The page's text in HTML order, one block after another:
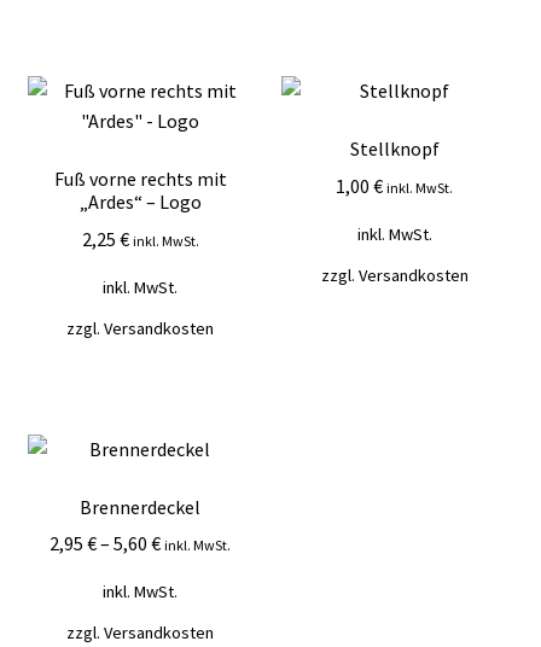
Fuß vorne rechts mit
„Ardes“ – Logo
2,25 € inkl. MwSt.
inkl. MwSt.
zzgl.Versandkosten
Stellknopf
1,00€ inkl. MwSt.
inkl. MwSt.
zzgl. Versandkosten
Brennerdeckel
2,95€–5,60€ inkl. MwSt.
inkl. MwSt.
zzgl.Versandkosten